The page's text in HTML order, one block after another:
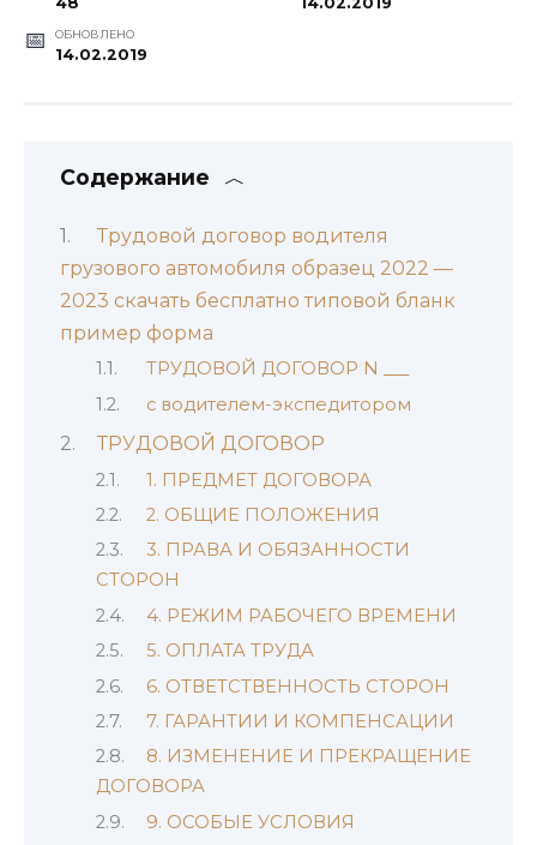
ОБНОВЛЕНО
14.02.2019
Содержание
Трудовой договор водителя
грузового автомобиля образец 2022 —
2023 скачать бесплатно типовой бланк
пример форма
ТРУДОВОЙ ДОГОВОР N ___
с водителем-экспедитором
ТРУДОВОЙ ДОГОВОР
1. ПРЕДМЕТ ДОГОВОРА
2. ОБЩИЕ ПОЛОЖЕНИЯ
3. ПРАВА И ОБЯЗАННОСТИ
СТОРОН
4. РЕЖИМ РАБОЧЕГО ВРЕМЕНИ
5. ОПЛАТА ТРУДА
6. ОТВЕТСТВЕННОСТЬ СТОРОН
7. ГАРАНТИИ И КОМПЕНСАЦИИ
8. ИЗМЕНЕНИЕ И ПРЕКРАЩЕНИЕ
ДОГОВОРА
9. ОСОБЫЕ УСЛОВИЯ